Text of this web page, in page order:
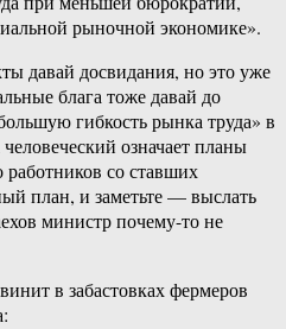
рыночной экономике».
давай досвидания, но это уже
блага тоже давай до
гибкость рынка труда» в
означает планы
со ставших
план, и заметьте — выслать
министр почему-то не
в забастовках фермеров